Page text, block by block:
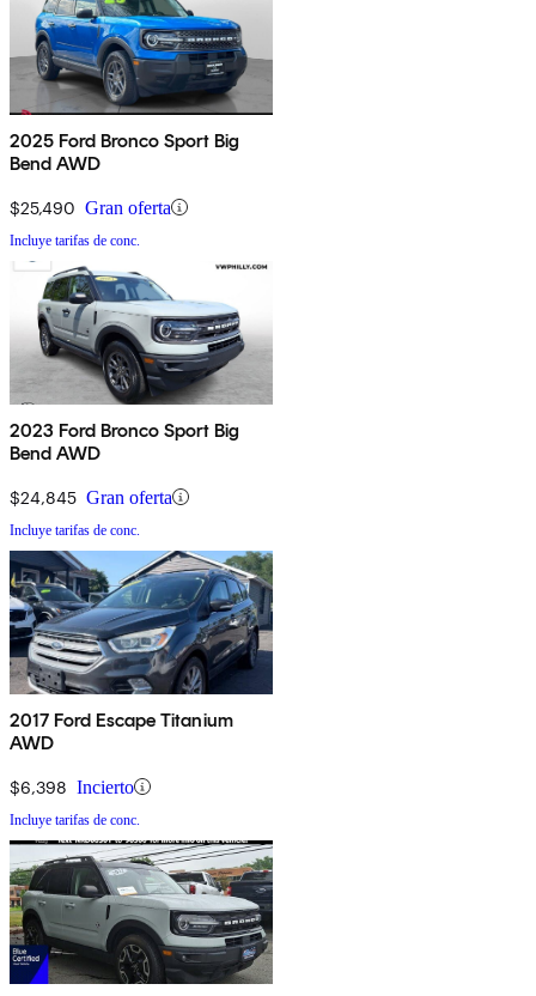
2025 Ford Bronco Sport Big
Bend AWD
$25,490 Gran oferta
Incluye tarifas de conc.
2023 Ford Bronco Sport Big
Bend AWD
$24,845 Gran oferta
Incluye tarifas de conc.
2017 Ford Escape Titanium
AWD
$6,398 Incierto
Incluye tarifas de conc.